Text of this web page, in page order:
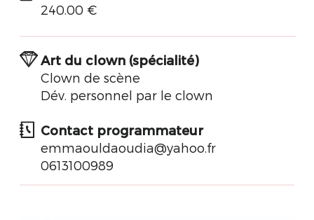
240.00 €
Art du clown (spécialité)
Clown de scène
Dév. personnel par le clown
Contact programmateur
emmaouldaoudia@yahoo.fr
0613100989